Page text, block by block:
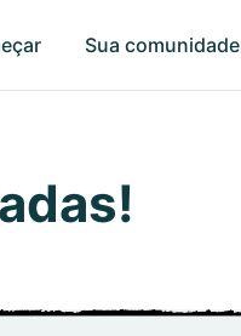
Sua comunidade